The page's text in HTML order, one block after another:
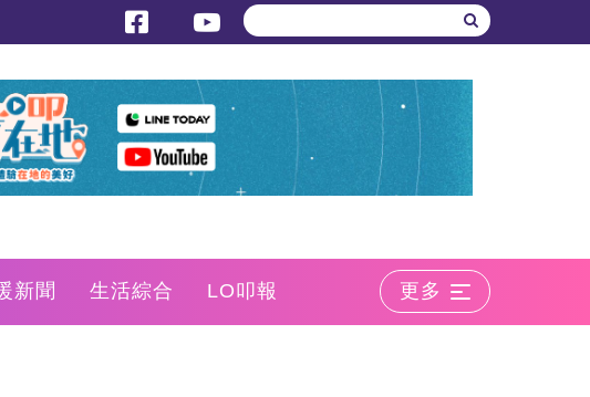
新聞 生活綜合
LO叩報
更多